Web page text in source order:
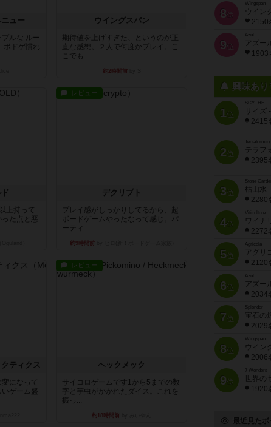
ュー
ルな ルー
ボドゲ慣れ
ウイングスパン
期待値を上げすぎた、というのが正
直な感想。２人で何度かプレイ。こ
こでも...
約2時間前
上持って
た点と悪
レビュー
デクリプト
プレイ感がしっかりしてるから、超
ボードゲームやったなって感じ。パ
ーティ...
約9時間前
ティクス
になって
ゲーム盛
レビュー
ヘックメック
サイコロゲームです1から5までの数
字と芋虫がかかれたダイス。これを
振っ...
約18時間前
8 位
Wingspan
ウイン
2150
9 位
Azul
アズール
1903
興味あ
1位
SCYTHE
サイズ
2415
2位
テラフ
2395
3位
Stone Garden
枯山水
2280
4位
Viticulture
ワイナ
2272
5位
Agricola
アグリ
2120
6位
Azul
アズール
2034
7位
宝石の
2029
8位
Wingspan
ウイン
2006
9位
7 Wonders
世界の
1920
最近見た